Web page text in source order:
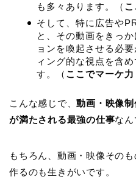
も多々あります。（
そして、特に広告や
と、その動画をきっ
ョンを喚起させる必
ィング的な視点を含
す。（ ここでマーケ
こんな感じで、動画・映像
が満たされる最強の仕事なん
もちろん、動画・映像その
作るのも生きがいです。